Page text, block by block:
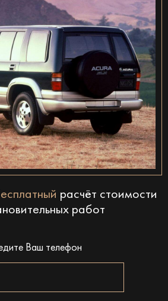
расчёт стоимости
работ
Ваш телефон